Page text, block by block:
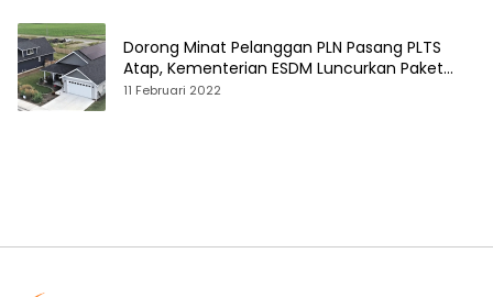
Dorong Minat Pelanggan PLN Pasang PLTS
Atap, Kementerian ESDM Luncurkan Paket
Hibah SEF
11 Februari 2022